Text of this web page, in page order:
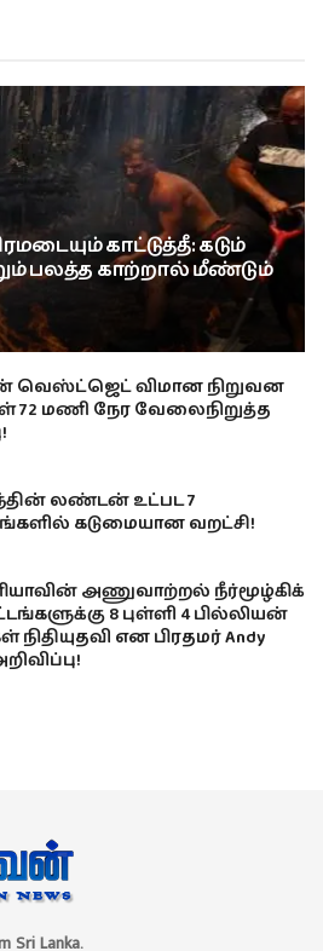
காட்டுத்தீ: கடும்
பலத்த காற்றால் மீண்டும்
வெஸ்ட்ஜெட் விமான நிறுவன
72 மணி நேர வேலைநிறுத்த
லண்டன் உட்பட 7
கடுமையான வறட்சி!
அணுவாற்றல் நீர்மூழ்கிக்
8 புள்ளி 4 பில்லியன்
நிதியுதவி என பிரதமர் Andy
Sri Lanka.